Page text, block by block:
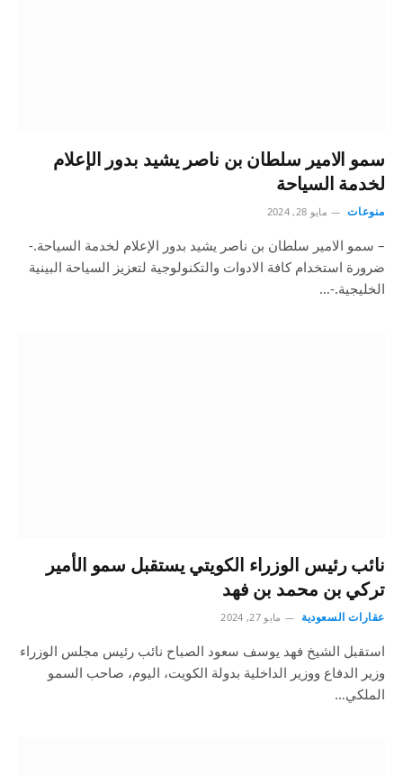
سمو الامير سلطان بن ناصر يشيد بدور الإعلام
لخدمة السياحة
منوعات مايو 28, 2024
– سمو الامير سلطان بن ناصر يشيد بدور الإعلام لخدمة السياحة.-
ضرورة استخدام كافة الادوات والتكنولوجية لتعزيز السياحة البينية
الخليجية.-…
نائب رئيس الوزراء الكويتي يستقبل سمو الأمير
تركي بن محمد بن فهد
عقارات السعودية مايو 27, 2024
استقبل الشيخ فهد يوسف سعود الصباح نائب رئيس مجلس الوزراء
وزير الدفاع ووزير الداخلية بدولة الكويت، اليوم، صاحب السمو
الملكي…